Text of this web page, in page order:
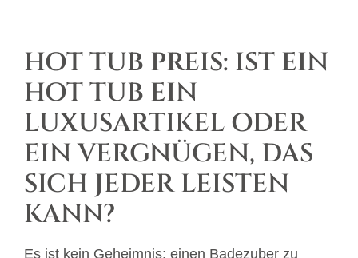
HOT TUB PREIS: IST EIN
HOT TUB EIN
LUXUSARTIKEL ODER
EIN VERGNÜGEN, DAS
SICH JEDER LEISTEN
KANN?
Es ist kein Geheimnis: einen Badezuber zu